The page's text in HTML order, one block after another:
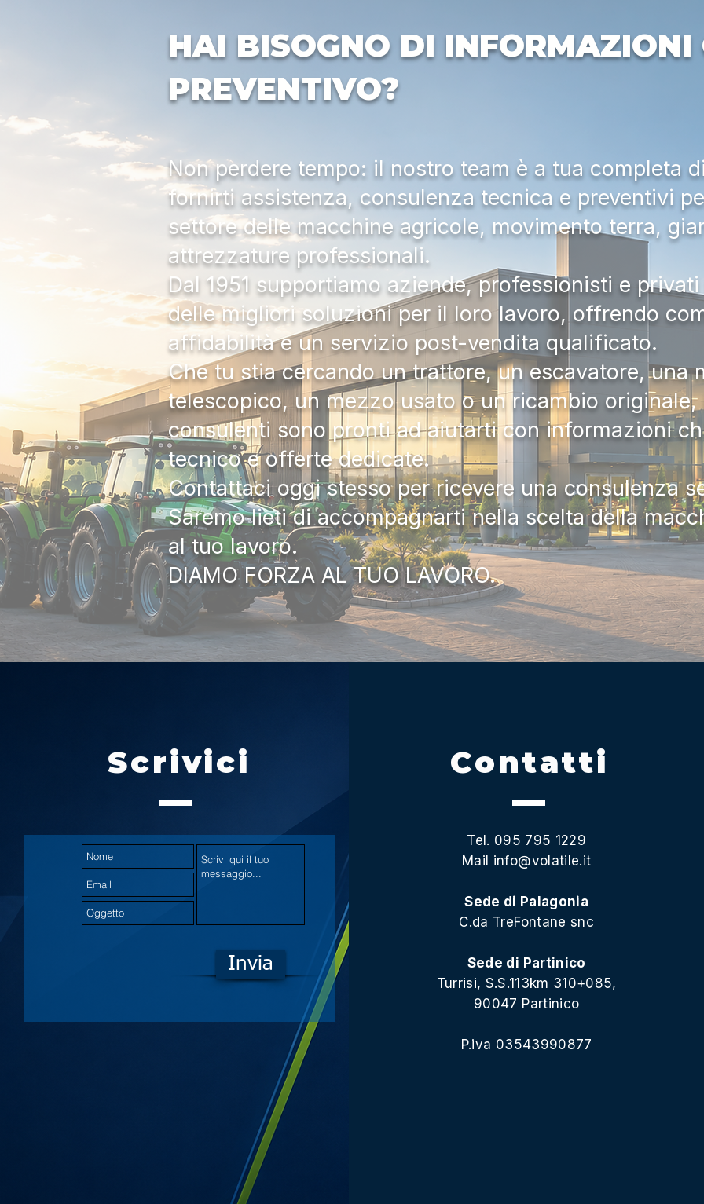
HAI BISOGNO DI INFORMAZIONI
PREVENTIVO?
Non perdere tempo: il nostro team è a tua completa
fornirti assistenza, consulenza tecnica e preventivi
settore delle macchine agricole, movimento terra,
attrezzature professionali.
Dal 1951 supportiamo aziende, professionisti e
delle migliori soluzioni per il loro lavoro, offrendo
affidabilità e un servizio post-vendita qualificato.
Che tu stia cercando un trattore, un escavatore, una
telescopico, un mezzo usato o un ricambio
consulenti sono pronti ad aiutarti con informazioni
tecnico e offerte dedicate.
Contattaci oggi stesso per ricevere una consulenza
Saremo lieti di accompagnarti nella scelta della
al tuo lavoro.
DIAMO FORZA AL TUO LAVORO.
Scrivici
Invia
Contatti
Tel. 095 795 1229
Mail info@volatile.it
Sede di Palagonia
C.da TreFontane snc
Sede di Partinico
Turrisi, S.S.113km 310+085,
90047 Partinico
P.iva 03543990877